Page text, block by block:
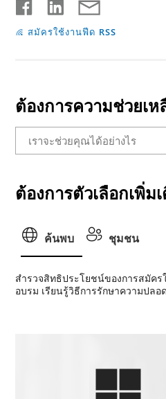
สมัครใช้งานฟีด RSS
ต้องการความช่วยเห
ต้องการตัวเลือกเพิ่ม
ค้นพบ ชุมชน
สํารวจสิทธิประโยชน์ของการสมัคร
อบรม เรียนรู้วิธีการรักษาความปล